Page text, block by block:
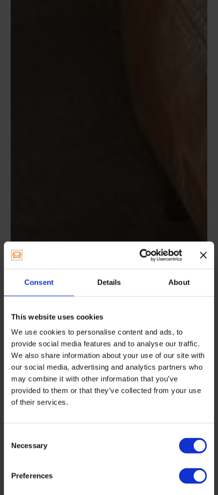
Consent Details About
This website uses cookies
We use cookies to personalise content and ads, to
provide social media features and to analyse our traffic.
We also share information about your use of our site with
our social media, advertising and analytics partners who
may combine it with other information that you’ve
provided to them or that they’ve collected from your use
of their services.
Selection
Necessary
Preferences